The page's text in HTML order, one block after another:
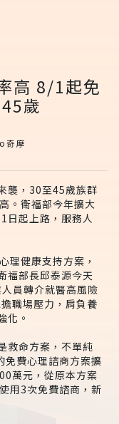
高 8/1起免
歲
奇摩
襲，30至45歲族群
。衛福部今年擴大
日起上路，服務人
理健康支持方案，
福部長邱泰源今天
員轉介就醫高風險
職場壓力，肩負養
化。
救命方案，不單純
免費心理諮商方案擴
萬元，從原本方案
用3次免費諮商，新